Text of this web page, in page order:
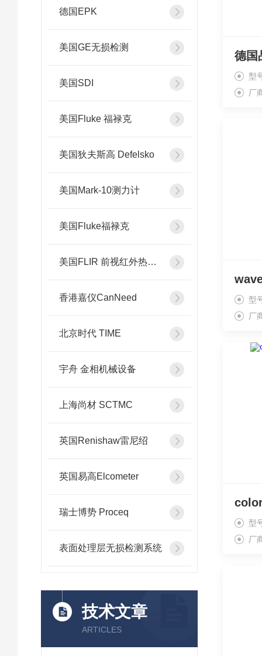
德国EPK
美国GE无损检测
美国SDI
美国Fluke 福禄克
美国狄夫斯高 Defelsko
美国Mark-10测力计
美国Fluke福禄克
美国FLIR 前视红外热像系统
香港嘉仪CanNeed
北京时代 TIME
宇舟 金相机械设备
上海尚材 SCTMC
英国Renishaw雷尼绍
英国易高Elcometer
瑞士博势 Proceq
表面处理层无损检测系统
技术文章
ARTICLES
型
厂
型
厂
型
厂